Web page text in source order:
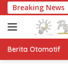
Langsung
ke
konten
Breaking News
Berita Otomotif